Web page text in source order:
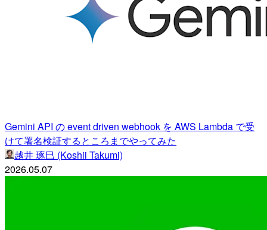
Gemini API の event driven webhook を AWS Lambda で受
けて署名検証するところまでやってみた
越井 琢巳 (Koshii Takumi)
2026.05.07